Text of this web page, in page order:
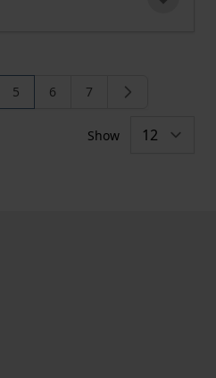
You're currently reading page
5 Page
6 Page
7
Show